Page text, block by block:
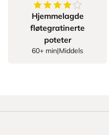
4.421052631578948
Hjemmelagde
fløtegratinerte
poteter
60+ min|Middels